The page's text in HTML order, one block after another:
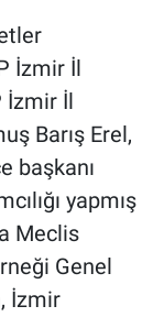
İzmir İl
İzmir İl
Barış Erel,
başkanı
yapmış
Meclis
Genel
İzmir